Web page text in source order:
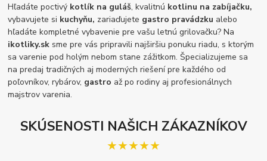
Hľadáte poctivý kotlík na guláš, kvalitnú kotlinu na zabíjačku,
vybavujete si kuchyňu, zariaďujete gastro pravádzku alebo
hľadáte kompletné vybavenie pre vašu letnú grilovačku? Na
ikotliky.sk sme pre vás pripravili najširšiu ponuku riadu, s ktorým
sa varenie pod holým nebom stane zážitkom. Špecializujeme sa
na predaj tradičných aj moderných riešení pre každého od
poľovníkov, rybárov, gastro až po rodiny aj profesionálnych
majstrov varenia.
SKÚSENOSTI NAŠICH ZÁKAZNÍKOV
★★★★★